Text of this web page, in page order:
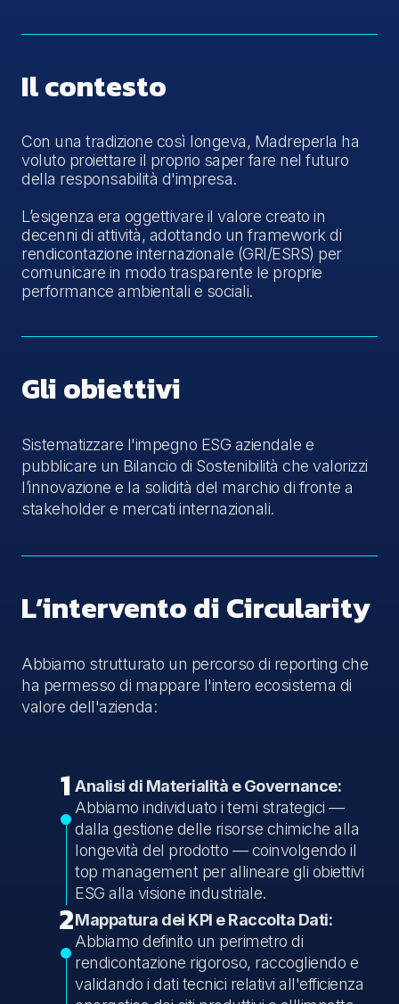
Il contesto
Con una tradizione così longeva, Madreperla ha
voluto proiettare il proprio saper fare nel futuro
della responsabilità d'impresa.
L’esigenza era oggettivare il valore creato in
decenni di attività, adottando un framework di
rendicontazione internazionale (GRI/ESRS) per
comunicare in modo trasparente le proprie
performance ambientali e sociali.
Gli obiettivi
Sistematizzare l'impegno ESG aziendale e
pubblicare un Bilancio di Sostenibilità che valorizzi
l’innovazione e la solidità del marchio di fronte a
stakeholder e mercati internazionali.
L’intervento di Circularity
Abbiamo strutturato un percorso di reporting che
ha permesso di mappare l'intero ecosistema di
valore dell'azienda:
1 Analisi di Materialità e Governance:
Abbiamo individuato i temi strategici —
dalla gestione delle risorse chimiche alla
longevità del prodotto — coinvolgendo il
top management per allineare gli obiettivi
ESG alla visione industriale.
2Mappatura dei KPI e Raccolta Dati:
Abbiamo definito un perimetro di
rendicontazione rigoroso, raccogliendo e
validando i dati tecnici relativi all'efficienza